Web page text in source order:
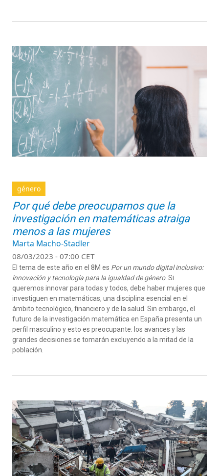
género
Por qué debe preocuparnos que la
investigación en matemáticas atraiga
menos a las mujeres
Marta Macho-Stadler
08/03/2023 - 07:00 CET
El tema de este año en el 8M es Por un mundo digital inclusivo:
innovación y tecnología para la igualdad de género. Si
queremos innovar para todas y todos, debe haber mujeres que
investiguen en matemáticas, una disciplina esencial en el
ámbito tecnológico, financiero y de la salud . Sin embargo, el
futuro de la investigación matemática en España presenta un
perfil masculino y esto es preocupante: los avances y las
grandes decisiones se tomarán excluyendo a la mitad de la
población.